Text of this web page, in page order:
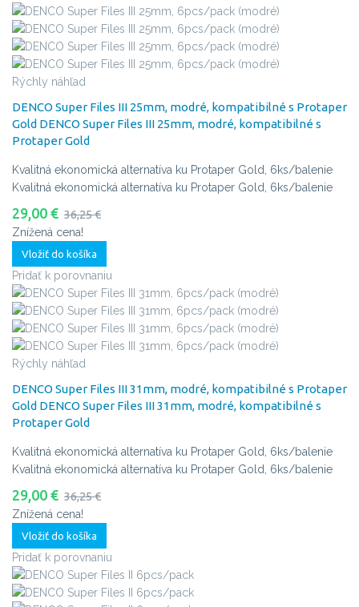
Rýchly náhľad
DENCO Super Files III 25mm, modré, kompatibilné s Protaper
Gold DENCO Super Files III 25mm, modré, kompatibilné s
Protaper Gold
Kvalitná ekonomická alternatíva ku Protaper Gold, 6ks/balenie
Kvalitná ekonomická alternatíva ku Protaper Gold, 6ks/balenie
29,00 € 36,25 €
Znížená cena!
Vložiť do košíka
Pridať k porovnaniu
Rýchly náhľad
DENCO Super Files III 31mm, modré, kompatibilné s Protaper
Gold DENCO Super Files III 31mm, modré, kompatibilné s
Protaper Gold
Kvalitná ekonomická alternatíva ku Protaper Gold, 6ks/balenie
Kvalitná ekonomická alternatíva ku Protaper Gold, 6ks/balenie
29,00 € 36,25 €
Znížená cena!
Vložiť do košíka
Pridať k porovnaniu